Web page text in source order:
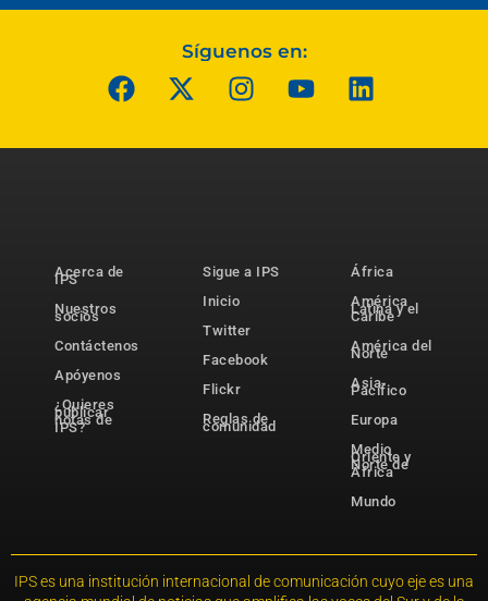
Síguenos en:
Acerca de
IPS
Nuestros
socios
Contáctenos
Apóyenos
¿Quieres
publicar
notas de
IPS?
Sigue a IPS
Inicio
Twitter
Facebook
Flickr
Reglas de
comunidad
África
América
Latina y el
Caribe
América del
Norte
Asia-
Pacífico
Europa
Medio
Oriente y
Norte de
África
Mundo
IPS es una institución internacional de comunicación cuyo eje es una